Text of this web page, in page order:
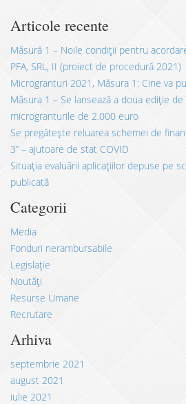
Articole recente
Măsură 1 – Noile condiții pentru
PFA, SRL, II (proiect de procedură 2021)
Microgranturi 2021, Măsura 1: Cine va
Măsura 1 – Se lansează a doua ediție
microgranturile de 2.000 euro
Se pregătește reluarea schemei de
3” – ajutoare de stat COVID
Situația evaluării aplicațiilor depuse pe
publicată
Categorii
Media
Fonduri nerambursabile
Legislație
Noutăți
Resurse Umane
Recrutare
Arhiva
septembrie 2021
august 2021
iulie 2021